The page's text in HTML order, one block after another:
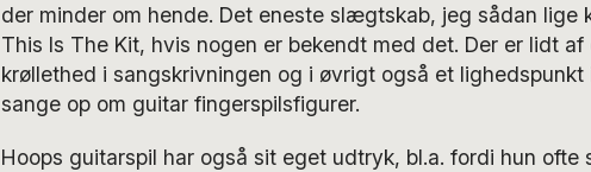
der minder om hende. Det eneste slægtskab, jeg sådan lige
This Is The Kit, hvis nogen er bekendt med det. Der er lidt
krøllethed i sangskrivningen og i øvrigt også et
sange op om guitar fingerspilsfigurer.
Hoops guitarspil har også sit eget udtryk, bl.a. fordi hun